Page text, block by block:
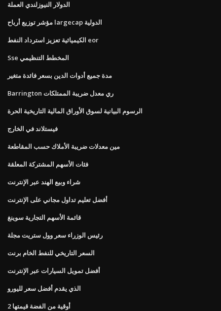
الدولار النيوزلندي العملة
مؤشر توزيع أرباح largecap الدولية
الكيميائية تعزيز استرداد النفط eor
Sse المخطط التنظيمي
مدة جميع أدوات الدين بسعر فائدة متغير
Barrington ري معدل ضريبة الممتلكات
الرسوم البيانية لسوق الأوراق المالية التاريخية الحرة
فيستلاند في الخارج
مين معدلات ضريبة الأملاك حسب المقاطعة
فئات الأسهم المشتركة المعلقة
شراء وبيع الهند عبر الإنترنت
أفضل تعليم تداول مجاني على الإنترنت
قائمة الأسهم التجارية سوينغ
رئيس الوزراء سعر وول ستريت مجلة
السعر التاريخي للنفط الخام برنت
أفضل تمويل السيارات عبر الإنترنت
الذي يقدم أفضل سعر لليورو
2 أوقية من الفضة قيمتها